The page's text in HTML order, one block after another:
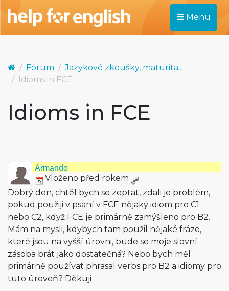
Menu
Fórum
Jazykové zkoušky, maturita...
Idioms in FCE
Idioms in FCE
Armando
Vloženo před rokem
Dobrý den, chtěl bych se zeptat, zdali je problém,
pokud použiji v psaní v FCE nějaký idiom pro C1
nebo C2, když FCE je primárně zamýšleno pro B2.
Mám na mysli, kdybych tam použil nějaké fráze,
které jsou na vyšší úrovni, bude se moje slovní
zásoba brát jako dostatečná? Nebo bych měl
primárně používat phrasal verbs pro B2 a idiomy pro
tuto úroveň? Děkuji